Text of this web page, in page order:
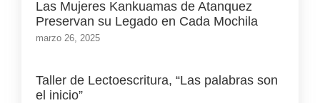
Las Mujeres Kankuamas de Atanquez
Preservan su Legado en Cada Mochila
marzo 26, 2025
Taller de Lectoescritura, “Las palabras son
el inicio”